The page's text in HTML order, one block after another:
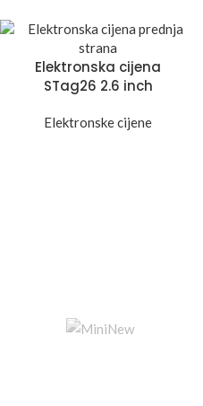
Elektronska cijena
STag26 2.6 inch
Elektronske cijene